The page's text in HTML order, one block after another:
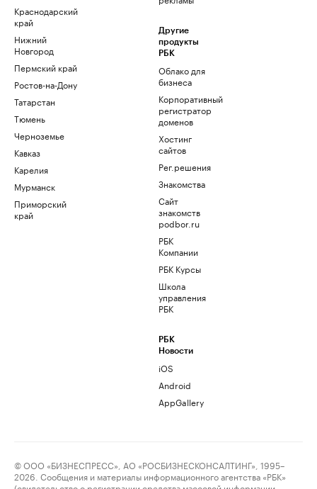
Краснодарский
край
Нижний
Новгород
Пермский край
Ростов-на-Дону
Татарстан
Тюмень
Черноземье
Кавказ
Карелия
Мурманск
Приморский
край
Другие
продукты
РБК
Облако для
бизнеса
Корпоративный
регистратор
доменов
Хостинг
сайтов
Рег.решения
Знакомства
Сайт
знакомств
podbor.ru
РБК
Компании
РБК Курсы
Школа
управления
РБК
РБК
Новости
iOS
Android
AppGallery
© ООО «БИЗНЕСПРЕСС», АО «РОСБИЗНЕСКОНСАЛТИНГ», 1995–
2026. Сообщения и материалы информационного агентства «РБК»